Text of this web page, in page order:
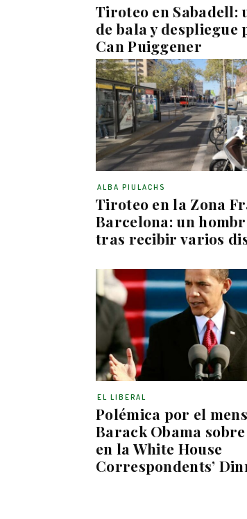
Tiroteo en Sabadell:
de bala y despliegue
Can Puiggener
Tiroteo en la Zona
Barcelona: un
tras recibir varios
ALBA PIULACHS
Polémica por el
Barack Obama
en la White House
Correspondents’
EL LIBERAL